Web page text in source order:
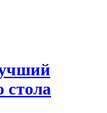
стола